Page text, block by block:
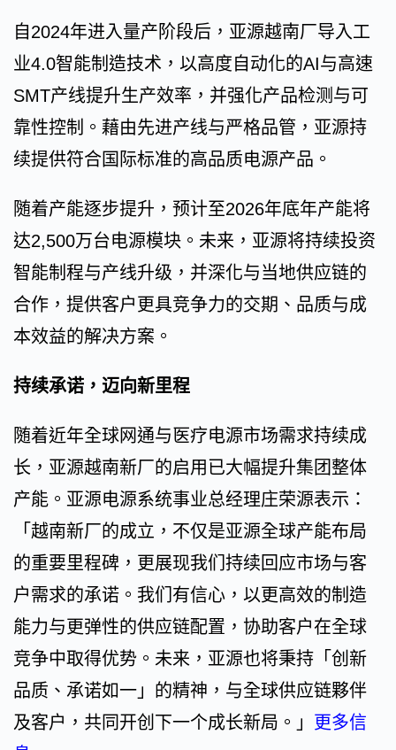
自2024年进入量产阶段后，亚源越南厂导入工
业4.0智能制造技术，以高度自动化的AI与高速
SMT产线提升生产效率，并强化产品检测与可
靠性控制。藉由先进产线与严格品管，亚源持
续提供符合国际标准的高品质电源产品。
随着产能逐步提升，预计至2026年底年产能将
达2,500万台电源模块。未来，亚源将持续投资
智能制程与产线升级，并深化与当地供应链的
合作，提供客户更具竞争力的交期、品质与成
本效益的解决方案。
持续承诺，迈向新里程
随着近年全球网通与医疗电源市场需求持续成
长，亚源越南新厂的启用已大幅提升集团整体
产能。亚源电源系统事业总经理庄荣源表示：
「越南新厂的成立，不仅是亚源全球产能布局
的重要里程碑，更展现我们持续回应市场与客
户需求的承诺。我们有信心，以更高效的制造
能力与更弹性的供应链配置，协助客户在全球
竞争中取得优势。未来，亚源也将秉持「创新
品质、承诺如一」的精神，与全球供应链夥伴
及客户，共同开创下一个成长新局。」
更多信